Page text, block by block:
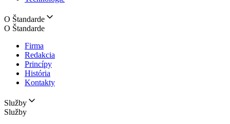
O Štandarde
O Štandarde
Firma
Redakcia
Princípy
História
Kontakty
Služby
Služby